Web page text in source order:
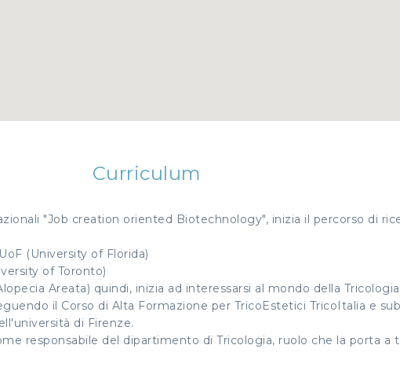
Curriculum
"Job creation oriented Biotechnology", inizia il percorso di
(University of Florida)
of Toronto)
Areata) quindi, inizia ad interessarsi al mondo della
il Corso di Alta Formazione per TricoEstetici TricoItalia e
di Firenze.
responsabile del dipartimento di Tricologia, ruolo che la porta